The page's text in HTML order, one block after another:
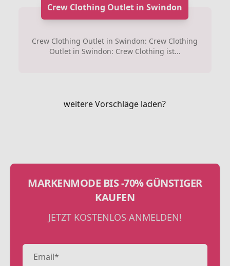
Crew Clothing Outlet in Swindon
Crew Clothing Outlet in Swindon: Crew Clothing
Outlet in Swindon: Crew Clothing ist...
weitere Vorschläge laden?
MARKENMODE BIS -70% GÜNSTIGER
KAUFEN
JETZT KOSTENLOS ANMELDEN!